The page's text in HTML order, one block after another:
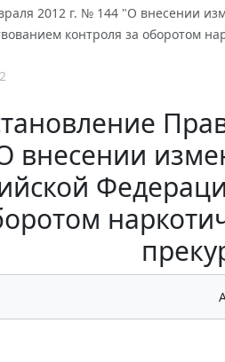
2012 г. № 144 "О внесении
контроля за оборотом
внесении